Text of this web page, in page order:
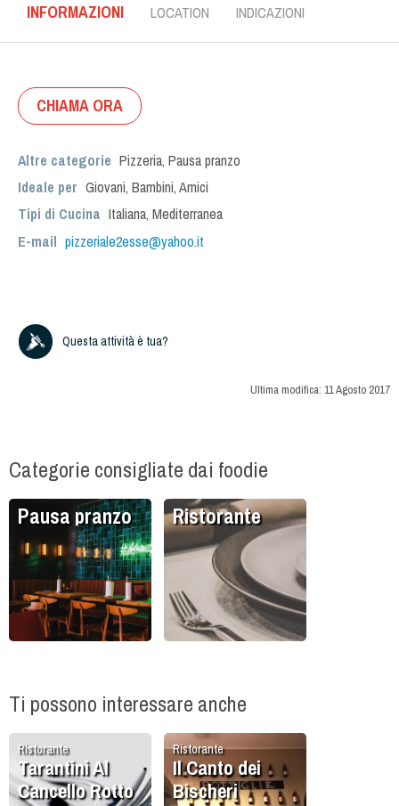
INFORMAZIONI LOCATION INDICAZIONI
CHIAMA ORA
Altre categorie Pizzeria, Pausa pranzo
Ideale per Giovani, Bambini,Amici
Tipi di Cucina Italiana, Mediterranea
E-mail pizzeriale2esse@yahoo.it
Questa attività è tua?
Ultima modifica: 11 Agosto 2017
Categorie consigliate dai foodie
Pausa pranzo Ristorante
Ti possono interessare anche
Ristorante
Tarantini Al
Cancello Rotto
Ristorante
Il Canto dei
Bischeri